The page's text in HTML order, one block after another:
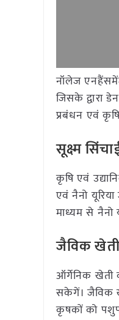
नॉलेज
जिसके द्वारा
प्रबंधन एवं
सूक्ष्म
कृषि एवं
एवं नैनो
माध्यम से नैनो
जैविक
ऑर्गेनिक खेती
सकेगें। जैविक
कृषकों को